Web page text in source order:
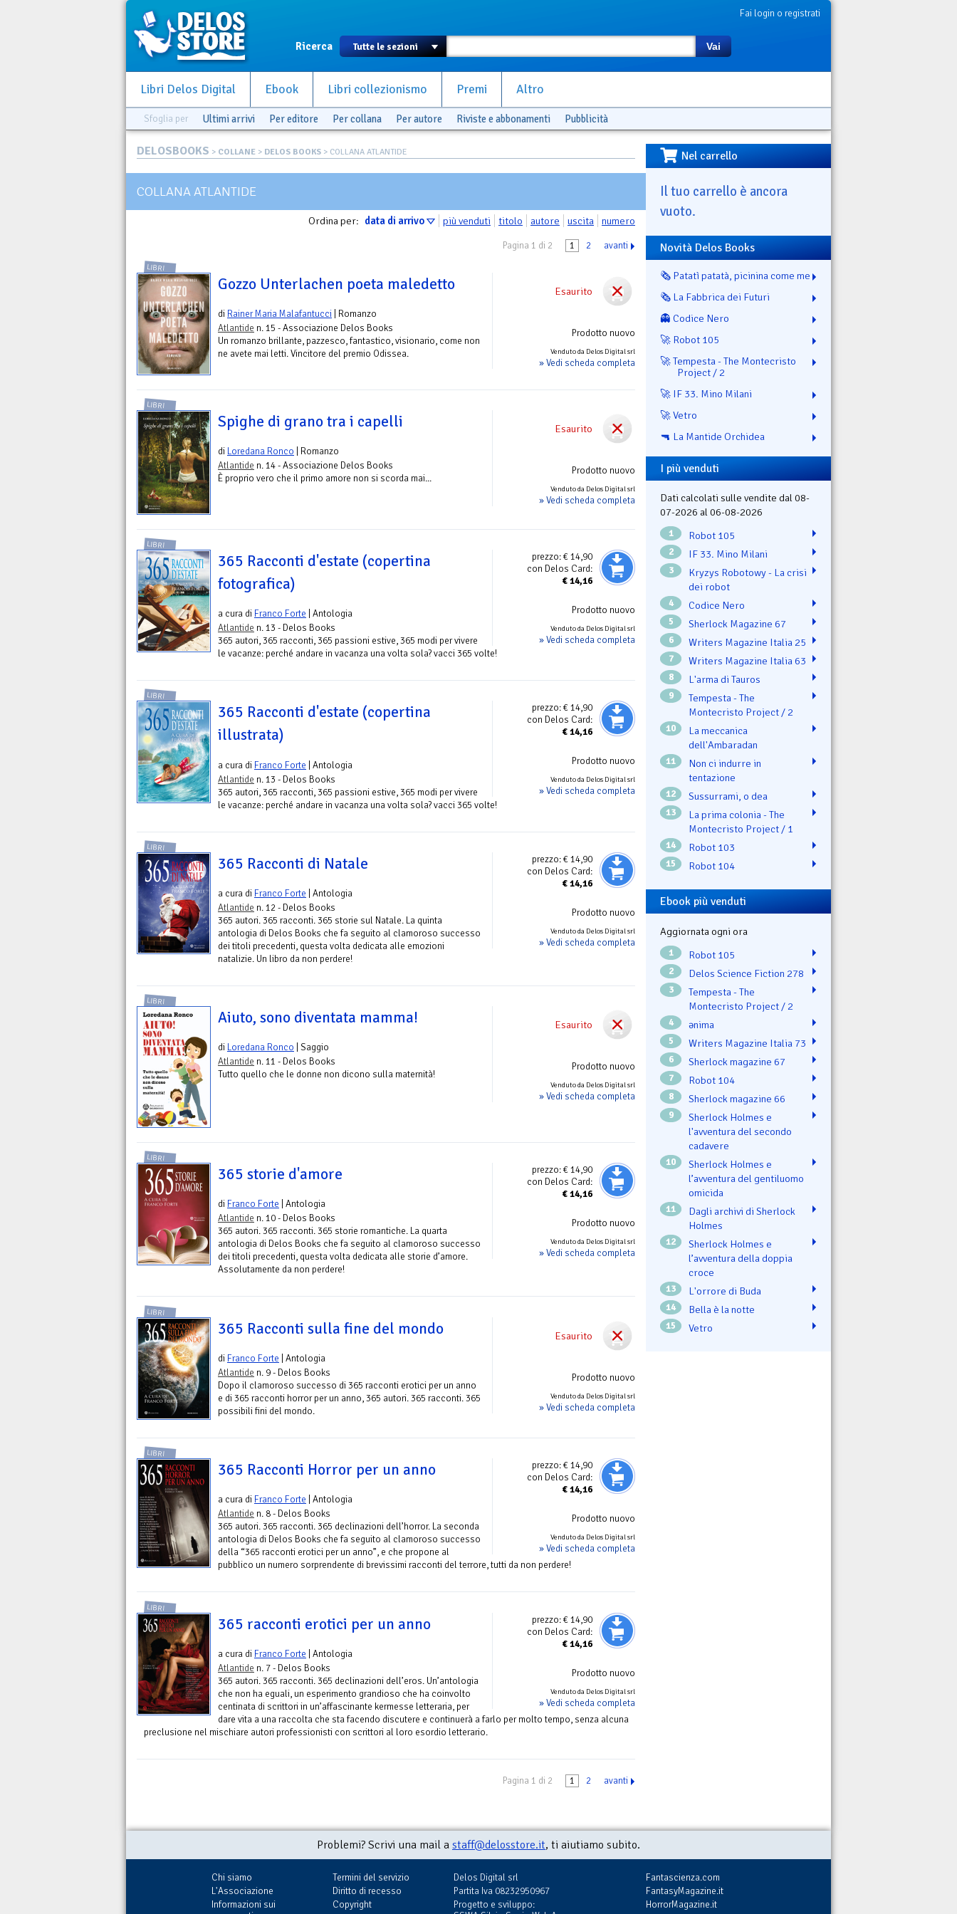
Fai login o registrati
Ricerca Vai
Libri Delos Digital Ebook Libri collezionismo Premi Altro
Sfoglia per Ultimi arrivi Per editore Per collana Per autore Riviste e abbonamenti Pubblicità
DELOSBOOKS > COLLANE > DELOS BOOKS > COLLANA ATLANTIDE
COLLANA ATLANTIDE
Ordina per: data di arrivo più venduti titolo autore uscita numero
Pagina 1 di 2 1 2 avanti
Esaurito
Prodotto nuovo
Venduto da Delos Digital srl
» Vedi scheda completa
LIBRI
Gozzo Unterlachen poeta maledetto
di Rainer Maria Malafantucci | Romanzo
Atlantide n. 15 - Associazione Delos Books
Un romanzo brillante, pazzesco, fantastico, visionario, come non
ne avete mai letti. Vincitore del premio Odissea.
Esaurito
Prodotto nuovo
Venduto da Delos Digital srl
» Vedi scheda completa
LIBRI
Spighe di grano tra i capelli
di Loredana Ronco | Romanzo
Atlantide n. 14 - Associazione Delos Books
È proprio vero che il primo amore non si scorda mai...
prezzo:€ 14,90
con Delos Card:
€14,16
Prodotto nuovo
Venduto da Delos Digital srl
» Vedi scheda completa
LIBRI
365 Racconti d'estate (copertina
fotografica)
a cura di Franco Forte | Antologia
Atlantide n. 13 - Delos Books
365 autori, 365 racconti, 365 passioni estive, 365 modi per vivere
le vacanze: perché andare in vacanza una volta sola? vacci 365 volte!
prezzo:€ 14,90
con Delos Card:
€14,16
Prodotto nuovo
Venduto da Delos Digital srl
» Vedi scheda completa
LIBRI
365 Racconti d'estate (copertina
illustrata)
a cura di Franco Forte | Antologia
Atlantide n. 13 - Delos Books
365 autori, 365 racconti, 365 passioni estive, 365 modi per vivere
le vacanze: perché andare in vacanza una volta sola? vacci 365 volte!
prezzo:€ 14,90
con Delos Card:
€14,16
Prodotto nuovo
Venduto da Delos Digital srl
» Vedi scheda completa
LIBRI
365 Racconti di Natale
a cura di Franco Forte | Antologia
Atlantide n. 12 - Delos Books
365 autori. 365 racconti. 365 storie sul Natale. La quinta
antologia di Delos Books che fa seguito al clamoroso successo
dei titoli precedenti, questa volta dedicata alle emozioni
natalizie. Un libro da non perdere!
Esaurito
Prodotto nuovo
Venduto da Delos Digital srl
» Vedi scheda completa
LIBRI
Aiuto, sono diventata mamma!
di Loredana Ronco | Saggio
Atlantide n. 11 - Delos Books
Tutto quello che le donne non dicono sulla maternità!
prezzo:€ 14,90
con Delos Card:
€14,16
Prodotto nuovo
Venduto da Delos Digital srl
» Vedi scheda completa
LIBRI
365 storie d'amore
di Franco Forte | Antologia
Atlantide n. 10 - Delos Books
365 autori. 365 racconti. 365 storie romantiche. La quarta
antologia di Delos Books che fa seguito al clamoroso successo
dei titoli precedenti, questa volta dedicata alle storie d’amore.
Assolutamente da non perdere!
Esaurito
Prodotto nuovo
Venduto da Delos Digital srl
» Vedi scheda completa
LIBRI
365 Racconti sulla fine del mondo
di Franco Forte | Antologia
Atlantide n. 9 - Delos Books
Dopo il clamoroso successo di 365 racconti erotici per un anno
e di 365 racconti horror per un anno, 365 autori. 365 racconti. 365
possibili fini del mondo.
prezzo:€ 14,90
con Delos Card:
€14,16
Prodotto nuovo
Venduto da Delos Digital srl
» Vedi scheda completa
LIBRI
365 Racconti Horror per un anno
a cura di Franco Forte | Antologia
Atlantide n. 8 - Delos Books
365 autori. 365 racconti. 365 declinazioni dell’horror. La seconda
antologia di Delos Books che fa seguito al clamoroso successo
della “365 racconti erotici per un anno”, e che propone al
pubblico un numero sorprendente di brevissimi racconti del terrore, tutti da non perdere!
prezzo:€ 14,90
con Delos Card:
€14,16
Prodotto nuovo
Venduto da Delos Digital srl
» Vedi scheda completa
LIBRI
365 racconti erotici per un anno
a cura di Franco Forte | Antologia
Atlantide n. 7 - Delos Books
365 autori. 365 racconti. 365 declinazioni dell’eros. Un’antologia
che non ha eguali, un esperimento grandioso che ha coinvolto
centinata di scrittori in un’affascinante kermesse letteraria, per
dare vita a una raccolta che sta facendo discutere e continuerà a farlo per molto tempo, senza alcuna
preclusione nel mischiare autori professionisti con scrittori al loro esordio letterario.
Pagina 1 di 2 1 2 avanti
Nel carrello
Il tuo carrello è ancora
vuoto.
Novità Delos Books
🗞️ Patatì patatà, picinina come me
🗞️ La Fabbrica dei Futuri
👻 Codice Nero
🚀 Robot 105
🚀 Tempesta - The Montecristo
Project / 2
🚀 IF 33. Mino Milani
🚀 Vetro
🔫 La Mantide Orchidea
I più venduti
Dati calcolati sulle vendite dal 08-
07-2026 al 06-08-2026
1 Robot 105
2 IF 33. Mino Milani
3
Kryzys Robotowy - La crisi
dei robot
4 Codice Nero
5 Sherlock Magazine 67
6 Writers Magazine Italia 25
7 Writers Magazine Italia 63
8 L'arma di Tauros
9
Tempesta - The
Montecristo Project / 2
10
La meccanica
dell'Ambaradan
11
Non ci indurre in
tentazione
12 Sussurrami, o dea
13
La prima colonia - The
Montecristo Project / 1
14 Robot 103
15 Robot 104
Ebook più venduti
Aggiornata ogni ora
1 Robot 105
2 Delos Science Fiction 278
3
Tempesta - The
Montecristo Project / 2
4 ənima
5 Writers Magazine Italia 73
6 Sherlock magazine 67
7 Robot 104
8 Sherlock magazine 66
9
Sherlock Holmes e
l'avventura del secondo
cadavere
10
Sherlock Holmes e
l’avventura del gentiluomo
omicida
11
Dagli archivi di Sherlock
Holmes
12
Sherlock Holmes e
l’avventura della doppia
croce
13 L'orrore di Buda
14 Bella è la notte
15 Vetro
Problemi? Scrivi una mail a staff@delosstore.it, ti aiutiamo subito.
Chi siamo
L'Associazione
Informazioni sui
Termini del servizio
Diritto di recesso
Copyright
Delos Digital srl
Partita Iva 08232950967
Progetto e sviluppo:
Fantascienza.com
FantasyMagazine.it
HorrorMagazine.it